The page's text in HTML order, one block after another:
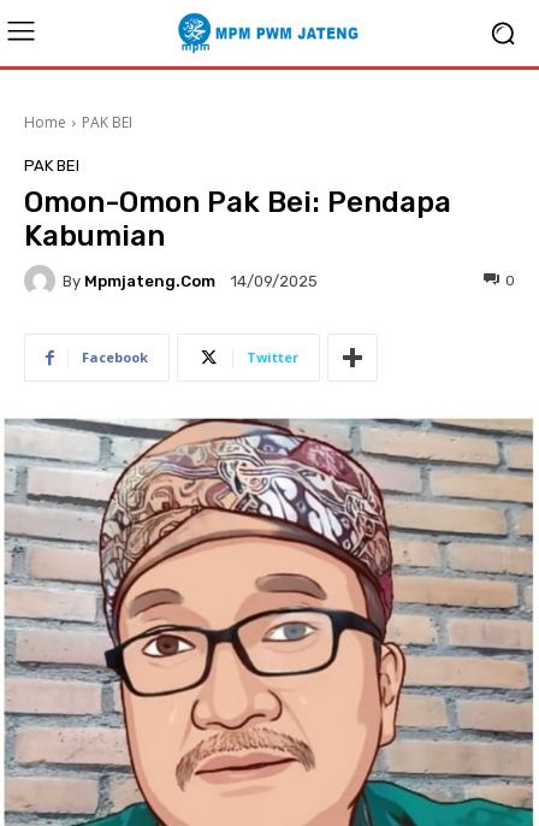
Home PAK BEI
PAK BEI
Omon-Omon Pak Bei: Pendapa
Kabumian
By Mpmjateng.com 14/09/2025 0
Facebook Twitter